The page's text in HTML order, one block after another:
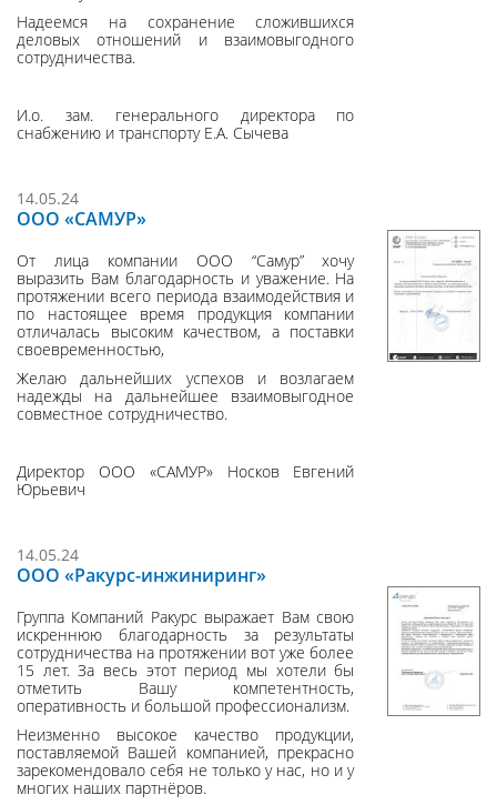
Надеемся на сохранение сложившихся
деловых отношений и взаимовыгодного
сотрудничества.
И.о. зам. генерального директора по
снабжению и транспорту Е.А. Сычева
14.05.24
ООО «САМУР»
От лица компании ООО “Самур” хочу
выразить Вам благодарность и уважение. На
протяжении всего периода взаимодействия и
по настоящее время продукция компании
отличалась высоким качеством, а поставки
своевременностью,
Желаю дальнейших успехов и возлагаем
надежды на дальнейшее взаимовыгодное
совместное сотрудничество.
Директор ООО «САМУР» Носков Евгений
Юрьевич
14.05.24
ООО «Ракурс-инжиниринг»
Группа Компаний Ракурс выражает Вам свою
искреннюю благодарность за результаты
сотрудничества на протяжении вот уже более
15 лет. За весь этот период мы хотели бы
отметить Вашу компетентность,
оперативность и большой профессионализм.
Неизменно высокое качество продукции,
поставляемой Вашей компанией, прекрасно
зарекомендовало себя не только у нас, но и у
многих наших партнёров.